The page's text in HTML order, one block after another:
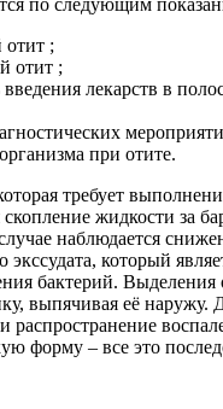
по следующим
отит ;
отит ;
лекарств в
при отите.
требует
жидкости за
наблюдается
экссудата, который
бактерий. Выделения
выпячивая её наружу.
распространение
форму – все это